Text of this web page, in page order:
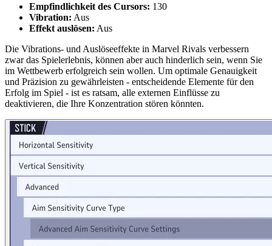
Empfindlichkeit des Cursors: 130
Vibration: Aus
Effekt auslösen: Aus
Die Vibrations- und Auslöseeffekte in Marvel Rivals verbessern
zwar das Spielerlebnis, können aber auch hinderlich sein, wenn Sie
im Wettbewerb erfolgreich sein wollen. Um optimale Genauigkeit
und Präzision zu gewährleisten - entscheidende Elemente für den
Erfolg im Spiel - ist es ratsam, alle externen Einflüsse zu
deaktivieren, die Ihre Konzentration stören könnten.